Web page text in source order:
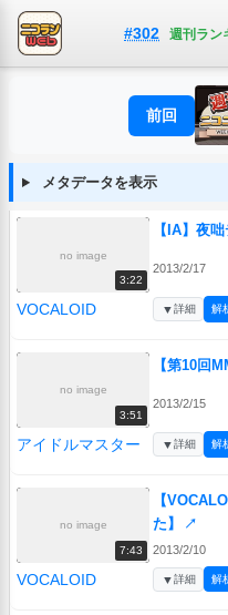
#302 週刊ラン
前回
メタデータを表示
no image
3:22
【IA】夜
2013/2/17
VOCALOID ▼詳細 解
no image
3:51
【第10回
2013/2/15
アイドルマスター ▼詳細 解
no image
7:43
【
た】
↗
2013/2/10
VOCALOID ▼詳細 解